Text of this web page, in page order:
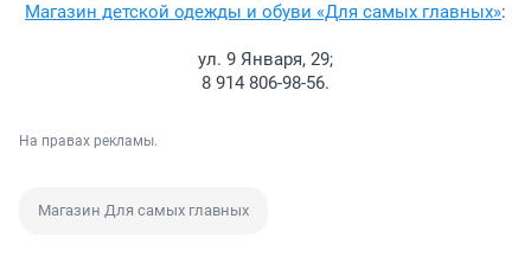
Магазин детской одежды и обуви «Для самых главных»:
ул. 9 Января, 29;
8 914 806-98-56.
На правах рекламы.
Магазин Для самых главных